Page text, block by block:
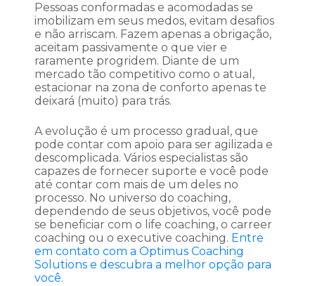
Pessoas conformadas e acomodadas se
imobilizam em seus medos, evitam desafios
e não arriscam. Fazem apenas a obrigação,
aceitam passivamente o que vier e
raramente progridem. Diante de um
mercado tão competitivo como o atual,
estacionar na zona de conforto apenas te
deixará (muito) para trás.
A evolução é um processo gradual, que
pode contar com apoio para ser agilizada e
descomplicada. Vários especialistas são
capazes de fornecer suporte e você pode
até contar com mais de um deles no
processo. No universo do coaching,
dependendo de seus objetivos, você pode
se beneficiar com o life coaching, o carreer
coaching ou o executive coaching. Entre
em contato com a Optimus Coaching
Solutions e descubra a melhor opção para
você.